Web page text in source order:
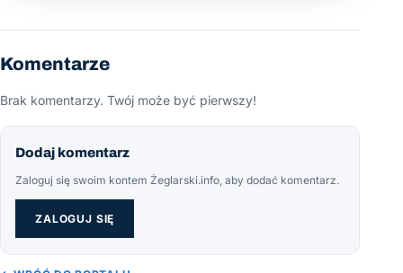
Komentarze
Brak komentarzy. Twój może być pierwszy!
Dodaj komentarz
Zaloguj się swoim kontem Żeglarski.info, aby dodać komentarz.
ZALOGUJ SIĘ